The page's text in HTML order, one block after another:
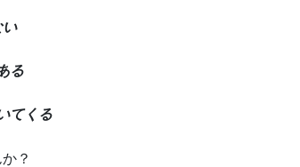
い
る
てくる
？